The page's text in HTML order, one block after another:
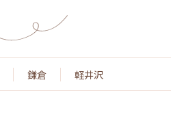
鎌倉 軽井沢